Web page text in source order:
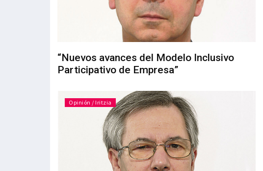
“Nuevos avances del Modelo Inclusivo
Participativo de Empresa”
Opinión / Iritzia